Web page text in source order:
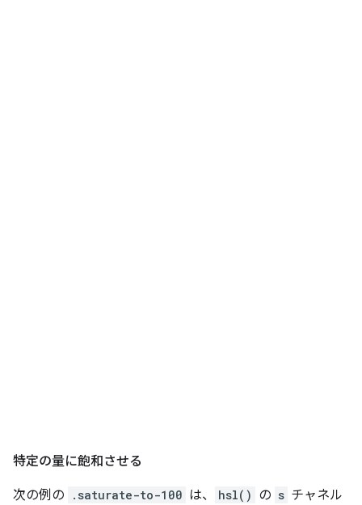
特定の量に飽和させる
次の例の .saturate-to-100 は、 hsl() の s チャネル